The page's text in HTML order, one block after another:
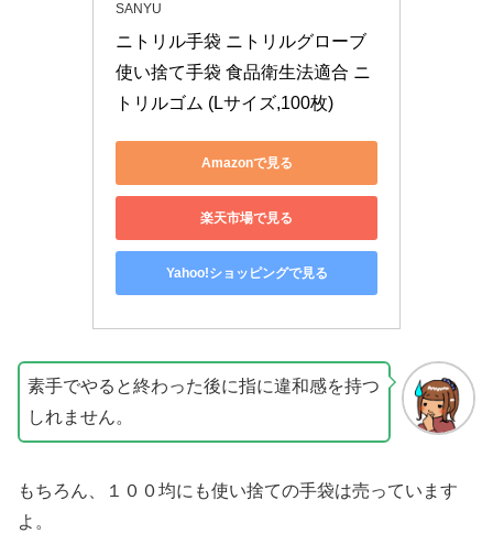
SANYU
ニトリル手袋 ニトリルグローブ
使い捨て手袋 食品衛生法適合 ニ
トリルゴム (Lサイズ,100枚)
Amazonで見る
楽天市場で見る
Yahoo!ショッピングで見る
素手でやると終わった後に指に違和感を持つ
しれません。
もちろん、１００均にも使い捨ての手袋は売っています
よ。